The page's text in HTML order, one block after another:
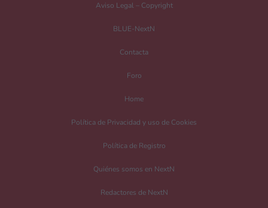
Guarda mi nombre, correo electrónico y web en este navegador para la
Recibir un correo electrónico con cada nueva entrada.
Aviso Legal – Copyright
BLUE-NextN
Contacta
Foro
Home
Política de Privacidad y uso de Cookies
Política de Registro
Quiénes somos en NextN
Redactores de NextN